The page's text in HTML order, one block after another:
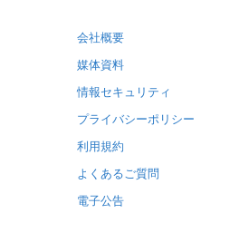
会社概要
媒体資料
情報セキュリティ
プライバシーポリシー
利用規約
よくあるご質問
電子公告